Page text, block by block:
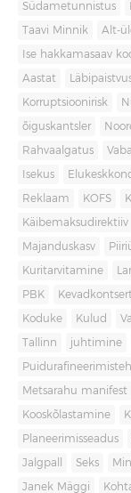
Südametunnistus
Taavi Minnik Alt-
Ise hakkamasaav
Aastat
Korruptsioonirisk
õiguskantsler
Rahvaalgatus
Isekus
Reklaam KOFS
Käibemaksudirektiiv
Majanduskasv
Kuritarvitamine
PBK Kevadkontsert
Koduke Kulud
Tallinn juhtimine
Metsarahu manifest
Kooskõlastamine
Planeerimisseadus
Jalgpall Seks
Janek Mäggi